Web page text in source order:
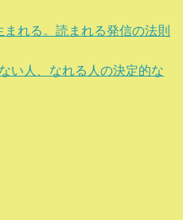
れる。読まれる発信の法則
い人、なれる人の決定的な